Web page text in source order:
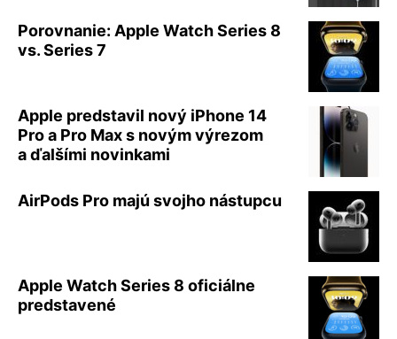
Porovnanie: Apple Watch Series 8
vs. Series 7
Apple predstavil nový iPhone 14
Pro a Pro Max s novým výrezom
a ďalšími novinkami
AirPods Pro majú svojho nástupcu
Apple Watch Series 8 oficiálne
predstavené